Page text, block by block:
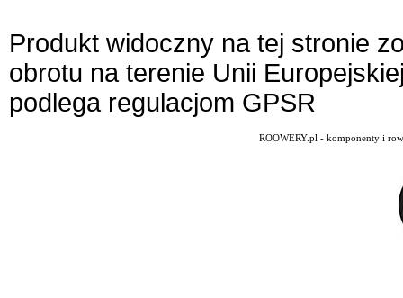
Produkt widoczny na tej stronie
obrotu na terenie Unii
podlega regulacjom GPSR
ROOWERY.pl - komponenty i